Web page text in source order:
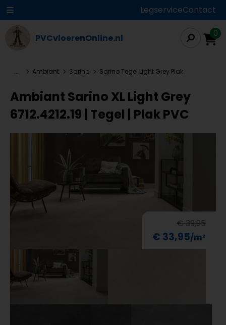
LegserviceContact
PVCvloerenOnline.nl 0
... Ambiant Sarino Sarino Tegel Light Grey Plak
Ambiant Sarino XL Light Grey
6712.4212.19 | Tegel | Plak PVC
€ 39,95
€ 33,95